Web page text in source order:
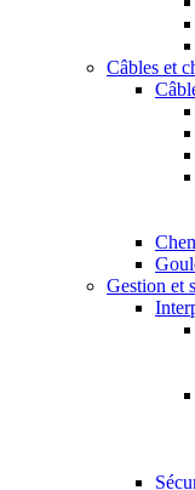
Câbles et
Gestion et